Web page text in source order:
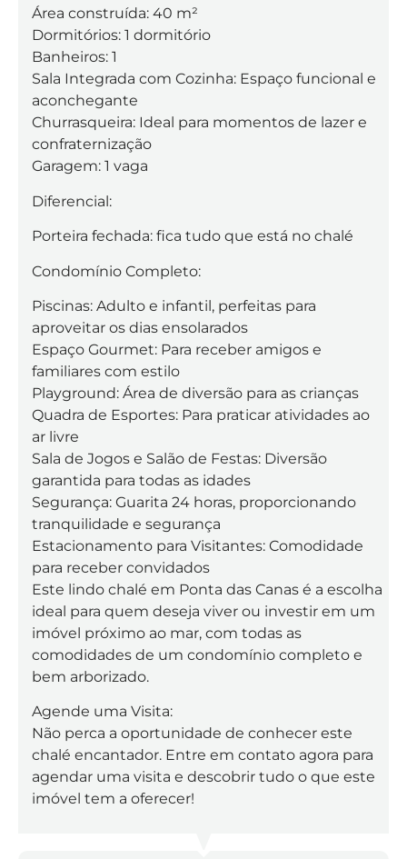
Área construída: 40 m²
Dormitórios: 1 dormitório
Banheiros: 1
Sala Integrada com Cozinha: Espaço funcional e
aconchegante
Churrasqueira: Ideal para momentos de lazer e
confraternização
Garagem: 1 vaga
Diferencial:
Porteira fechada: fica tudo que está no chalé
Condomínio Completo:
Piscinas: Adulto e infantil, perfeitas para
aproveitar os dias ensolarados
Espaço Gourmet: Para receber amigos e
familiares com estilo
Playground: Área de diversão para as crianças
Quadra de Esportes: Para praticar atividades ao
ar livre
Sala de Jogos e Salão de Festas: Diversão
garantida para todas as idades
Segurança: Guarita 24 horas, proporcionando
tranquilidade e segurança
Estacionamento para Visitantes: Comodidade
para receber convidados
Este lindo chalé em Ponta das Canas é a escolha
ideal para quem deseja viver ou investir em um
imóvel próximo ao mar, com todas as
comodidades de um condomínio completo e
bem arborizado.
Agende uma Visita:
Não perca a oportunidade de conhecer este
chalé encantador. Entre em contato agora para
agendar uma visita e descobrir tudo o que este
imóvel tem a oferecer!